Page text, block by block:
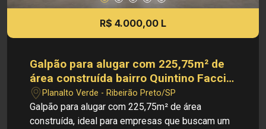
R$ 4.000,00 L
Galpão para alugar com 225,75m² de
área construída bairro Quintino Facci
II, em Ribeirão Preto/SP.
Planalto Verde - Ribeirão Preto/SP
Galpão para alugar com 225,75m² de área
construída, ideal para empresas que buscam um